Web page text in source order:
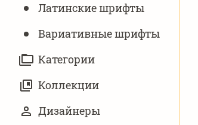
Латинские шрифты
Вариативныe шрифты
Категории
Коллекции
Дизайнеры